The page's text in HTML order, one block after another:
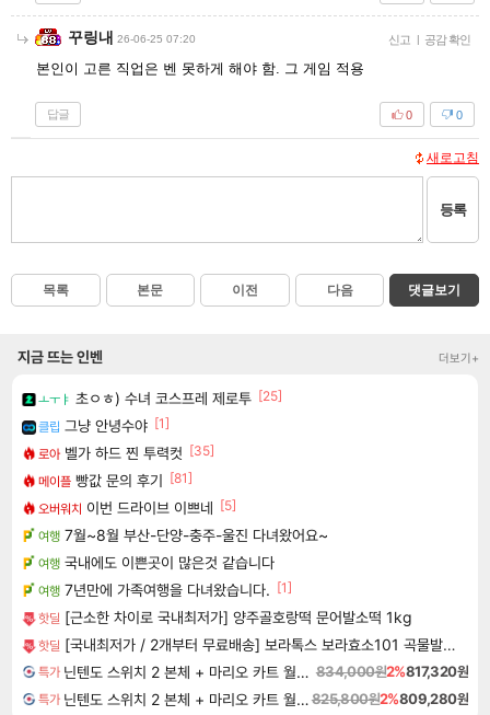
꾸링내 26-06-25 07:20 신고 | 공감 확인
본인이 고른 직업은 벤 못하게 해야 함. 그 게임 적용
답글 0
0
새로고침
등록
목록 본문 이전 다음 댓글보기
지금 뜨는 인벤 더보기+
ㅗㅜㅑ 초ㅇㅎ) 수녀 코스프레 제로투 [25]
클립 그냥 안녕수야 [1]
로아 벨가 하드 찐 투력컷 [35]
메이플 빵값 문의 후기 [81]
오버워치 이번 드라이브 이쁘네 [5]
여행 7월~8월 부산-단양-충주-울진 다녀왔어요~
여행 국내에도 이쁜곳이 많은것 같습니다
여행 7년만에 가족여행을 다녀왔습니다. [1]
핫딜 [근소한 차이로 국내최저가] 양주골호랑떡 문어발소떡 1kg
핫딜 [국내최저가 / 2개부터 무료배송] 보라톡스 보라효소101 곡물발효효소 프로바이오틱스 30포
특가 닌텐도 스위치 2 본체 + 마리오 카트 월드 + 포켓몬 포코피아 번들 834,000원2%817,320원
특가 닌텐도 스위치 2 본체 + 마리오 카트 월드 + 포켓몬스터 레전드 ZA 닌텐도 스위치 2 에디션 번들825,800원2%809,280원